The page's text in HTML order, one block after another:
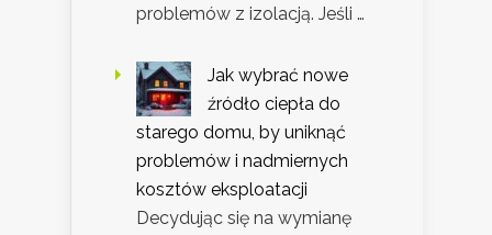
problemów z izolacją. Jeśli …
Jak wybrać nowe
źródło ciepła do
starego domu, by uniknąć
problemów i nadmiernych
kosztów eksploatacji
Decydując się na wymianę